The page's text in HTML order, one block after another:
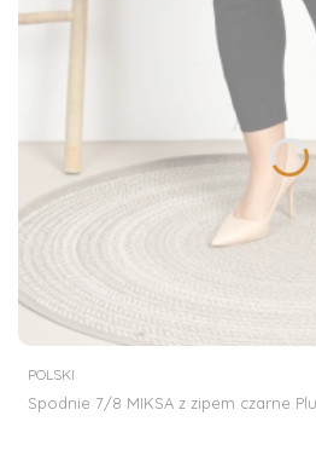
PRODUCENT
POLSKI
Spodnie 7/8 MIKSA z zipem czarne